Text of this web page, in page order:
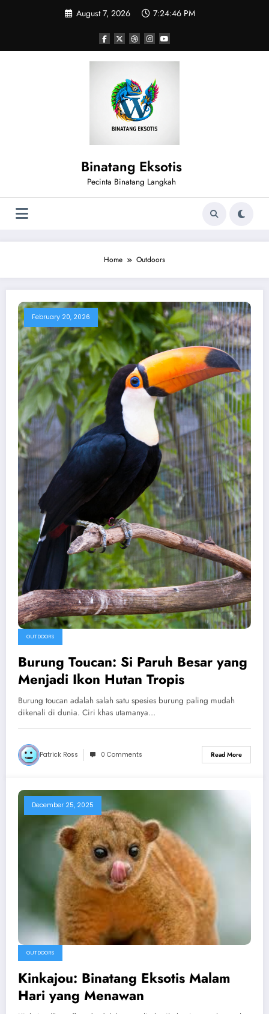
August 7, 2026 7:24:47 PM
Binatang Eksotis
Pecinta Binatang Langkah
Home Outdoors
February 20, 2026
OUTDOORS
Burung Toucan: Si Paruh Besar yang
Menjadi Ikon Hutan Tropis
Burung toucan adalah salah satu spesies burung paling mudah
dikenali di dunia. Ciri khas utamanya…
Patrick Ross 0 Comments Read More
December 25, 2025
OUTDOORS
Kinkajou: Binatang Eksotis Malam
Hari yang Menawan